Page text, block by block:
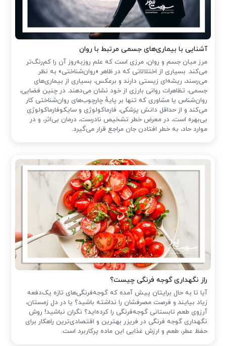
آشنایی با بیماری‌های جسمی مرتبط با روان
مرز میان جسم و روان، مرزی است که علم روزبه‌روز آن را کم‌رنگ‌تر
می‌کند. بسیاری از اختلالاتی که در ظاهر «روان‌شناختی» به نظر
می‌رسند، ریشه‌ای زیستی دارند و برعکس، بسیاری از بیماری‌های
جسمی، تظاهرات روانی بارزی از خود نشان می‌دهند. در چنین فضایی،
روان‌شناس یا مشاوری که تنها بر پایهٔ چارچوب‌های روان‌شناختی کار
می‌کند و از حداقل دانش پزشکی، فارماکولوژی و سایکوفارماکولوژی
بی‌بهره است، در معرض خطر تشخیص نادرست، درمان بی‌اثر، و در
موارد حاد، به خطر افتادن جان مراجع قرار می‌گیرد.
راز نگهداری گوجه فرنگی چیست؟
آیا تا به حال برایتان پیش آمده که گوجه‌فرنگی‌های تازه یک‌دفعه
زیاد بیایند و فرصت مصرفشان را نداشته باشید؟ یا در دل زمستان،
آرزوی طعم تابستانی گوجه‌فرنگی را کرده‌اید؟ نگران نباشید! روش
نگهداری گوجه فرنگی در فریزر بهترین و اقتصادی‌ترین راهکار برای
حفظ عطر، طعم و ارزش غذایی این ماده پرکاربرد است.